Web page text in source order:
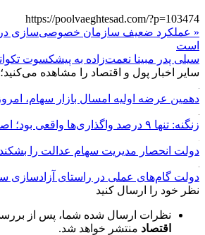
https://poolvaeghtesad.com/?p=103474
« عملکرد ضعیف سازمان خصوصی‌سازی در
است
سیلی پدر مبینا نعمت‌‌زاده به پیشکسوت
سایر اخبار پول و اقتصاد را مشاهده می‌کنید؛
دهمین عرضه اولیه امسال بازار سهام،
زنگنه: تنها ۹ درصد واگذاری‌ها واقعی بود؛ اصل ۴۴ اصلاح می‌شود
دولت انحصار مدیریت سهام عدالت را بشکند
دولت گام‌های عملی در راستای آزادسازی
نظر خود را ارسال کنید
نظرات ارسال شده شما، پس از
اقتصاد منتشر خواهد شد.